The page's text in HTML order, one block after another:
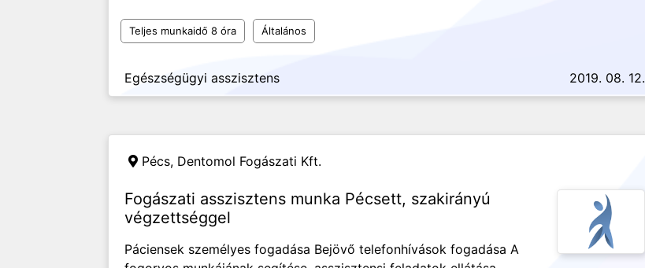
Teljes munkaidő 8 óra Általános
Egészségügyi asszisztens 2019. 08. 12.
Pécs, Dentomol Fogászati Kft.
Fogászati asszisztens munka Pécsett, szakirányú
végzettséggel
Páciensek személyes fogadása Bejövő telefonhívások fogadása A